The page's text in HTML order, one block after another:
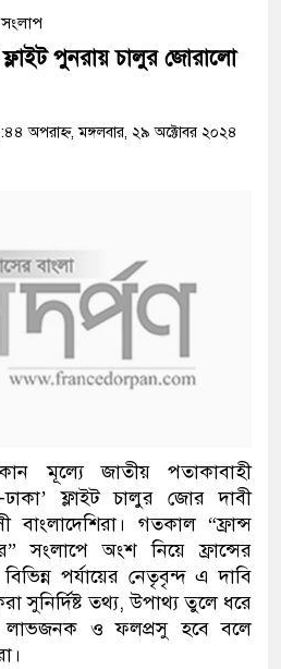
সংলাপ
ফ্লাইট পুনরায় চালুর জোরালো
অপরাহ্ন, মঙ্গলবার, ২৯ অক্টোবর ২০২৪
মূল্যে জাতীয় পতাকাবাহী
ঢাকা’ ফ্লাইট চালুর জোর দাবী
বাংলাদেশিরা। গতকাল “ফ্রান্স
সংলাপে অংশ নিয়ে ফ্রান্সের
পর্যায়ের নেতৃবৃন্দ এ দাবি
তথ্য, উপাথ্য তুলে ধরে
লাভজনক ও ফলপ্রসু হবে বলে